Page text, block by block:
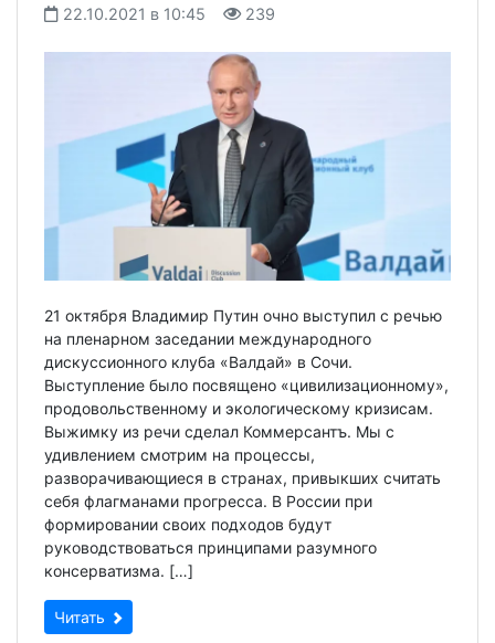
22.10.2021 в 10:45 239
21 октября Владимир Путин очно выступил с речью
на пленарном заседании международного
дискуссионного клуба «Валдай» в Сочи.
Выступление было посвящено «цивилизационному»,
продовольственному и экологическому кризисам.
Выжимку из речи сделал Коммерсантъ. Мы с
удивлением смотрим на процессы,
разворачивающиеся в странах, привыкших считать
себя флагманами прогресса. В России при
формировании своих подходов будут
руководствоваться принципами разумного
консерватизма. […]
Читать